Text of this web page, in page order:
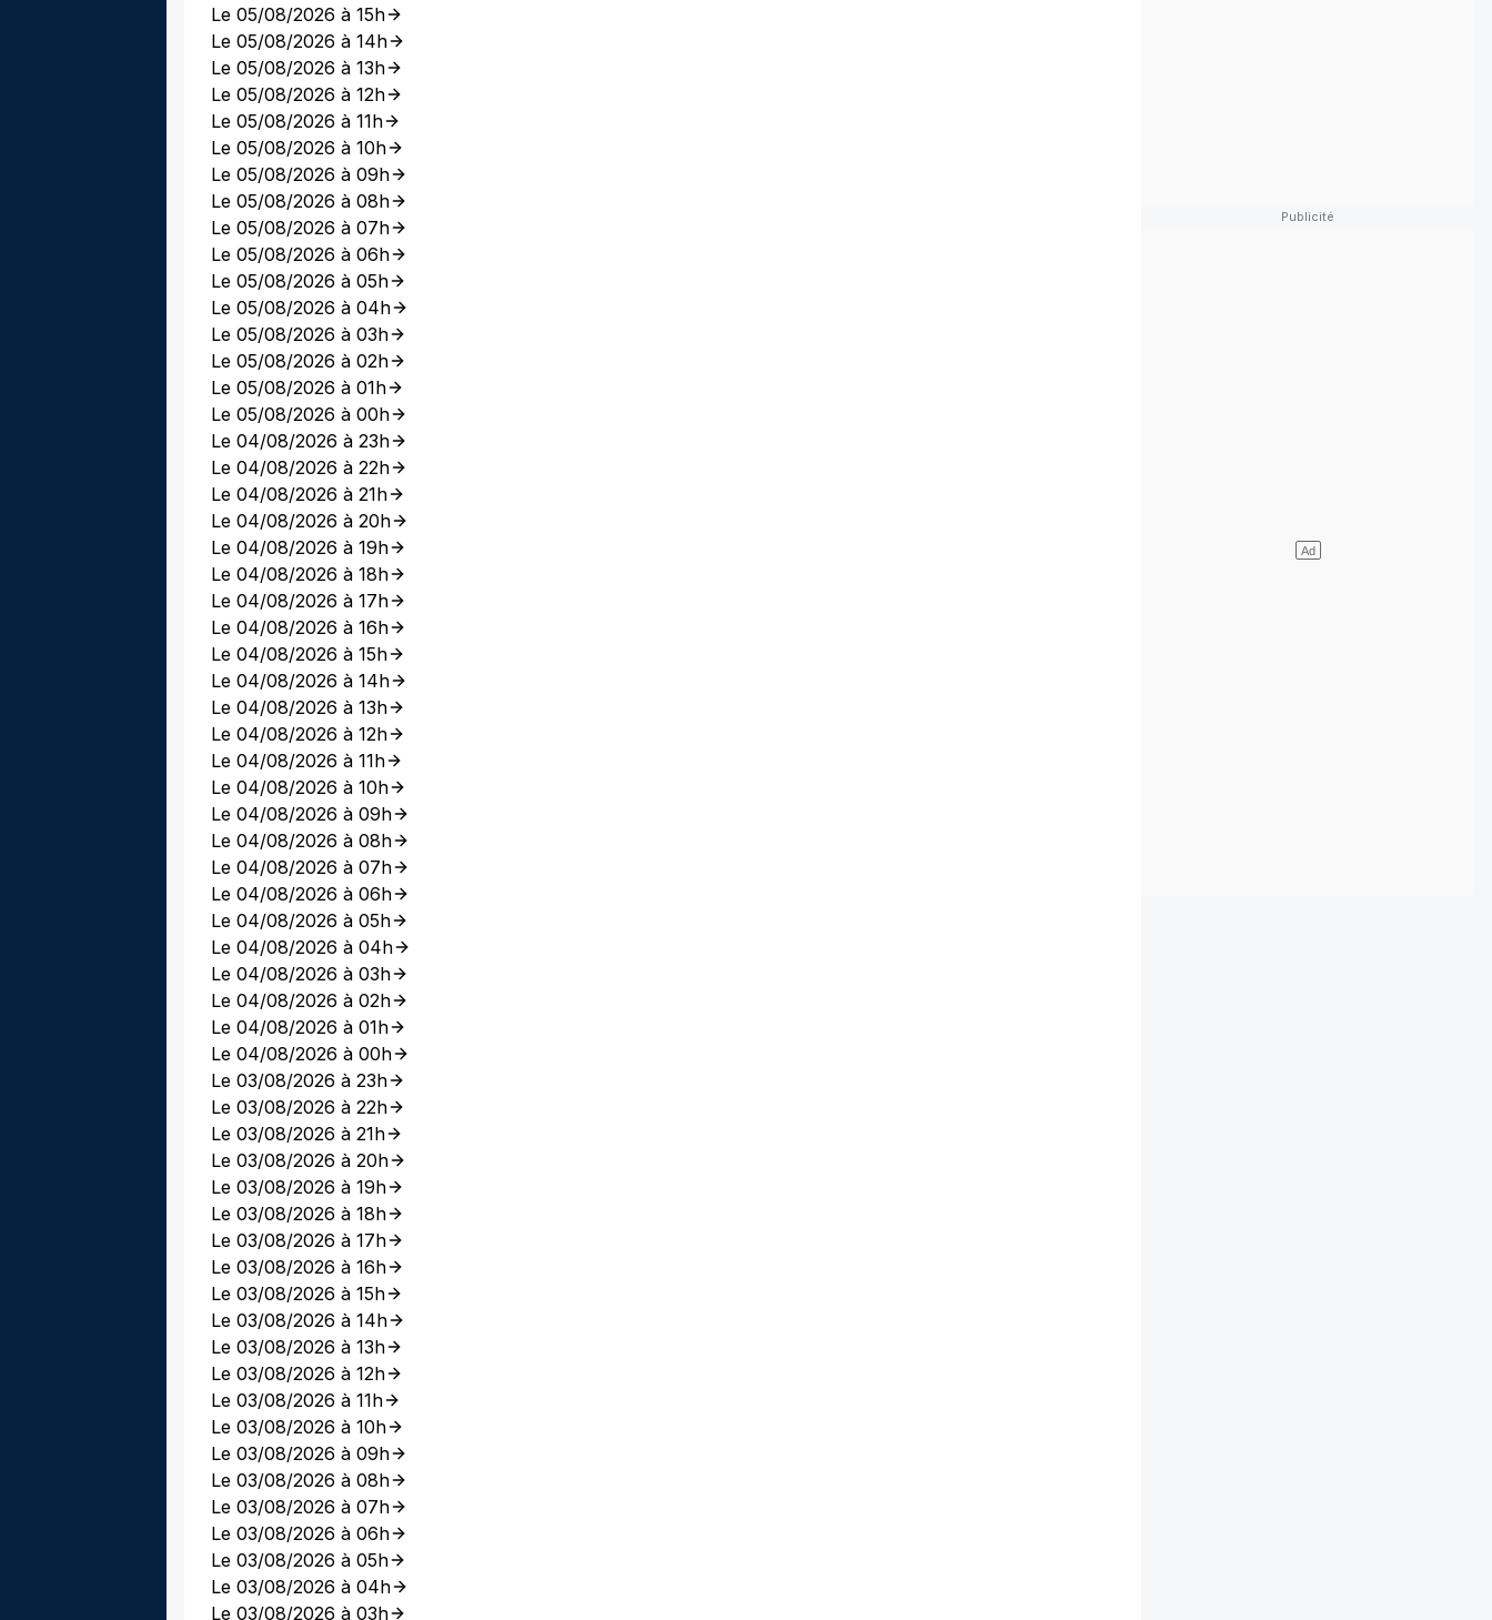
Le 05/08/2026 à 15h
Le 05/08/2026 à 14h
Le 05/08/2026 à 13h
Le 05/08/2026 à 12h
Le 05/08/2026 à 11h
Le 05/08/2026 à 10h
Le 05/08/2026 à 09h
Le 05/08/2026 à 08h
Le 05/08/2026 à 07h
Le 05/08/2026 à 06h
Le 05/08/2026 à 05h
Le 05/08/2026 à 04h
Le 05/08/2026 à 03h
Le 05/08/2026 à 02h
Le 05/08/2026 à 01h
Le 05/08/2026 à 00h
Le 04/08/2026 à 23h
Le 04/08/2026 à 22h
Le 04/08/2026 à 21h
Le 04/08/2026 à 20h
Le 04/08/2026 à 19h
Le 04/08/2026 à 18h
Le 04/08/2026 à 17h
Le 04/08/2026 à 16h
Le 04/08/2026 à 15h
Le 04/08/2026 à 14h
Le 04/08/2026 à 13h
Le 04/08/2026 à 12h
Le 04/08/2026 à 11h
Le 04/08/2026 à 10h
Le 04/08/2026 à 09h
Le 04/08/2026 à 08h
Le 04/08/2026 à 07h
Le 04/08/2026 à 06h
Le 04/08/2026 à 05h
Le 04/08/2026 à 04h
Le 04/08/2026 à 03h
Le 04/08/2026 à 02h
Le 04/08/2026 à 01h
Le 04/08/2026 à 00h
Le 03/08/2026 à 23h
Le 03/08/2026 à 22h
Le 03/08/2026 à 21h
Le 03/08/2026 à 20h
Le 03/08/2026 à 19h
Le 03/08/2026 à 18h
Le 03/08/2026 à 17h
Le 03/08/2026 à 16h
Le 03/08/2026 à 15h
Le 03/08/2026 à 14h
Le 03/08/2026 à 13h
Le 03/08/2026 à 12h
Le 03/08/2026 à 11h
Le 03/08/2026 à 10h
Le 03/08/2026 à 09h
Le 03/08/2026 à 08h
Le 03/08/2026 à 07h
Le 03/08/2026 à 06h
Le 03/08/2026 à 05h
Le 03/08/2026 à 04h
Le 03/08/2026 à 03h